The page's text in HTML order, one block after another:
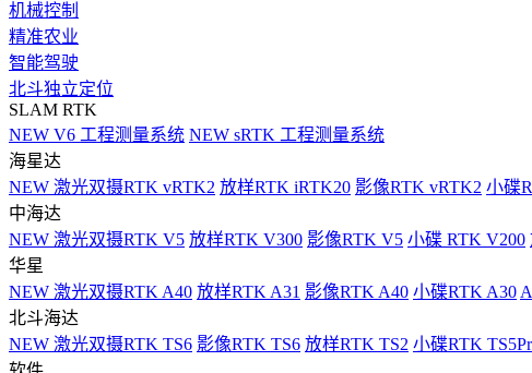
机械控制
精准农业
智能驾驶
北斗独立定位
SLAM RTK
NEW V6 工程测量系统 NEW sRTK 工程测量系统
海星达
NEW 激光双摄RTK vRTK2 放样RTK iRTK20 影像RTK vRTK2 小碟
中海达
NEW 激光双摄RTK V5 放样RTK V300 影像RTK V5 小碟 RTK V200
华星
NEW 激光双摄RTK A40 放样RTK A31 影像RTK A40 小碟RTK A30
北斗海达
NEW 激光双摄RTK TS6 影像RTK TS6 放样RTK TS2 小碟RTK